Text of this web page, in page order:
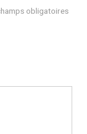
obligatoires